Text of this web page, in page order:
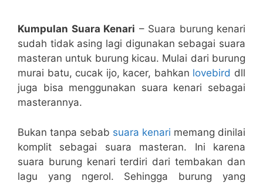
Kumpulan Suara Kenari – Suara burung kenari
sudah tidak asing lagi digunakan sebagai suara
masteran untuk burung kicau. Mulai dari burung
murai batu, cucak ijo, kacer, bahkan lovebird dll
juga bisa menggunakan suara kenari sebagai
masterannya.
Bukan tanpa sebab suara kenari memang dinilai
komplit sebagai suara masteran. Ini karena
suara burung kenari terdiri dari tembakan dan
lagu yang ngerol. Sehingga burung yang